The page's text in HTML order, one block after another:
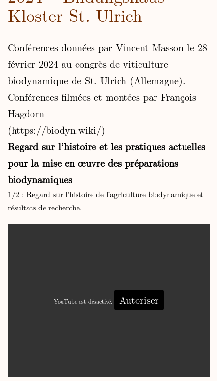
Kloster St. Ulrich
Conférences données par Vincent Masson le 28
février 2024 au congrès de viticulture
biodynamique de St. Ulrich (Allemagne).
Conférences filmées et montées par François
Hagdorn
(https://biodyn.wiki/)
Regard sur l’histoire et les pratiques actuelles
pour la mise en œuvre des préparations
biodynamiques
1/2 : Regard sur l’histoire de l’agriculture biodynamique et
résultats de recherche.
YouTube est désactivé. Autoriser